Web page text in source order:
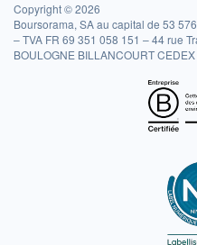
Copyright © 2026
Boursorama, SA au capital de 53
– TVA FR 69 351 058 151 – 44 rue
BOULOGNE BILLANCOURT CEDEX